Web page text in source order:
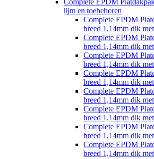
Complete EPDM
lijm en toebehoren
Complete EPDM
breed 1,14mm dik
Complete EPDM
breed 1,14mm dik
Complete EPDM
breed 1,14mm dik
Complete EPDM
breed 1,14mm dik
Complete EPDM
breed 1,14mm dik
Complete EPDM
breed 1,14mm dik
Complete EPDM
breed 1,14mm dik
Complete EPDM
breed 1,14mm dik